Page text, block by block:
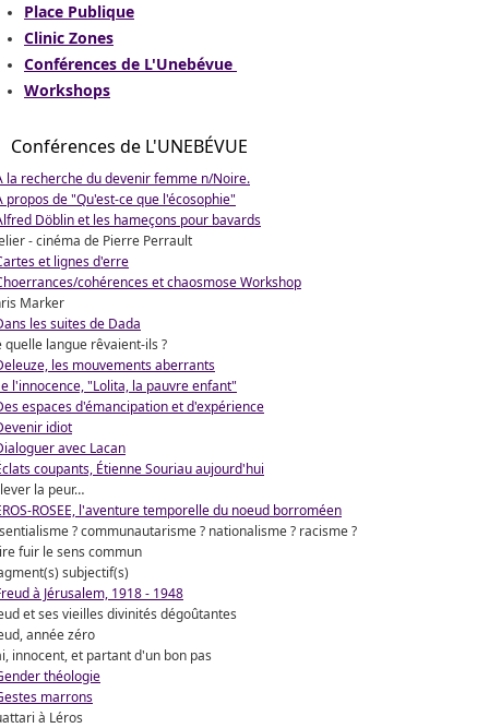
Place Publique
Clinic Zones
Conférences de L'Unebévue
Workshops
Conférences de L'UNEBÉVUE
la recherche du devenir femme n/Noire.
propos de "Qu'est-ce que l'écosophie"
Döblin et les hameçons pour bavards
- cinéma de Pierre Perrault
et lignes d'erre
cohérences et chaosmose Workshop
Marker
les suites de Dada
quelle langue rêvaient-ils ?
les mouvements aberrants
l'innocence, "Lolita, la pauvre enfant"
espaces d'émancipation et d'expérience
idiot
avec Lacan
coupants, Étienne Souriau aujourd'hui
la peur…
ROSEE, l'aventure temporelle du noeud borroméen
? communautarisme ? nationalisme ? racisme ?
fuir le sens commun
subjectif(s)
à Jérusalem, 1918 - 1948
et ses vieilles divinités dégoûtantes
année zéro
innocent, et partant d'un bon pas
théologie
marrons
à Léros